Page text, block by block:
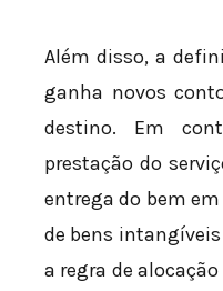
Além disso, a
ganha novos
destino. Em
prestação do
entrega do bem
de bens
a regra de